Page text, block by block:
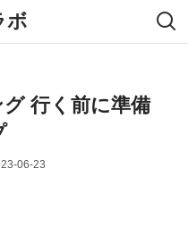
ボ
行く前に準備
06-23